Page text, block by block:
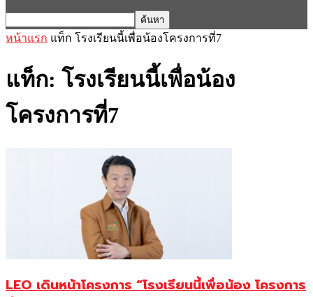
หน้าแรก แท็ก โรงเรียนนี้เพื่อน้องโครงการที่7
แท็ก: โรงเรียนนี้เพื่อน้อง
โครงการที่7
LEO เดินหน้าโครงการ “โรงเรียนนี้เพื่อน้อง โครงการ